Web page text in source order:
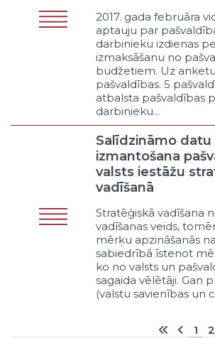
pārstrāde
Siltumapgāde
Koģenerācija
Energoveiktspēja
Atjaunīgo
izmantošanas
Citi komunālie
Ceļi un ielas
Pašvaldības ceļu un
uzturēšana
rekonstrukcija
Pašvaldības ceļu un
būvniecība
Valsts
funkciju brīvprātīga
Sadarbība ar mežu
Pašvaldības ceļu un
2017. gada februāra
aptauju par
darbinieku izdienas
izmaksāšanu no
budžetiem. Uz
pašvaldības. 5
atbalsta pašvaldības
darbinieku...
Salīdzināmo datu
izmantošana
valsts iestāžu
vadīšanā
Stratēģiskā vadīšana
vadīšanas veids,
mērķu apzināšanās
sabiedrībā īstenot
ko no valsts un
sagaida vēlētāji. Gan
(valstu savienības un
1 2